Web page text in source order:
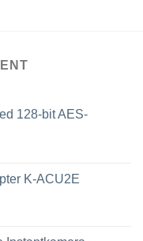
128-bit AES-
K-ACU2E